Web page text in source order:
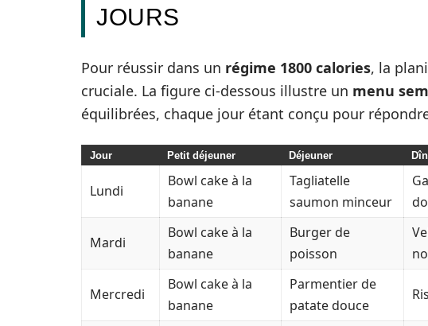
JOURS
Pour réussir dans un régime 1800 calories, la
cruciale. La figure ci-dessous illustre un menu
équilibrées, chaque jour étant conçu pour
Jour Petit déjeuner Déjeuner
Lundi
Bowl cake à la
banane
Tagliatelle
saumon minceur
Mardi
Bowl cake à la
banane
Burger de
poisson
Mercredi
Bowl cake à la
banane
Parmentier de
patate douce